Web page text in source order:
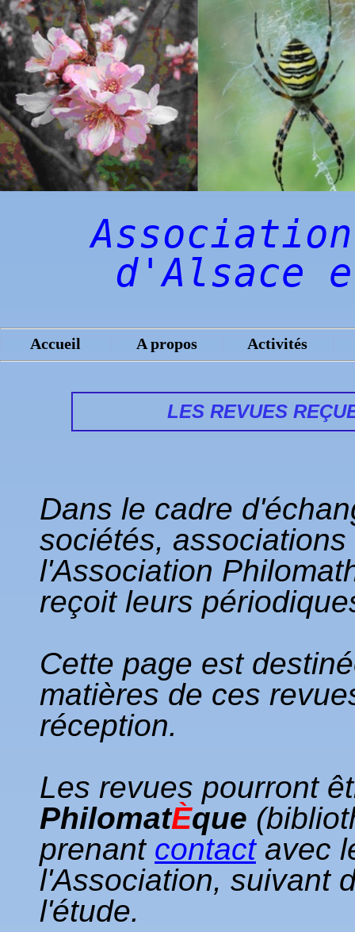
d'Alsace
Accueil A propos Activités
LES REVUES
Dans le cadre
sociétés,
l'Association
reçoit leurs
Cette page est
matières de ces
réception.
Les revues pourront
PhilomatÈque
prenant contactavec
l'Association, suivant
l'étude.